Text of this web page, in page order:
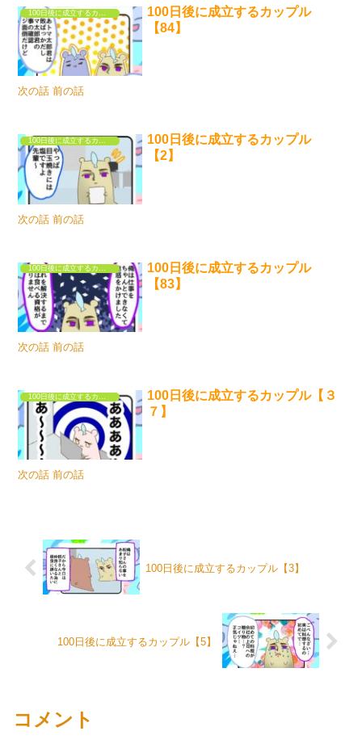
100日後に成立するカップル
【84】
次の話 前の話
100日後に成立するカップル
100日後に成立するカップル
【2】
次の話 前の話
100日後に成立するカップル
100日後に成立するカップル
【83】
次の話 前の話
100日後に成立するカップル【３
７】
次の話 前の話
100日後に成立するカップル【3】
100日後に成立するカップル【5】
コメント